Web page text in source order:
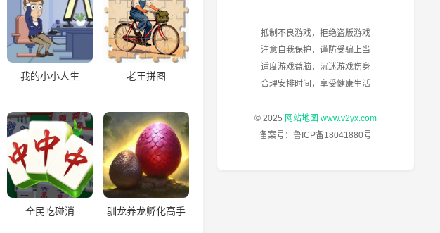
我的小小人生 老王拼图
全民吃碰消 驯龙养龙孵化高手
抵制不良游戏，拒绝盗版游戏
注意自我保护，谨防受骗上当
适度游戏益脑，沉迷游戏伤身
合理安排时间，享受健康生活
© 2025 网站地图 www.v2yx.com
备案号： 鲁ICP备18041880号